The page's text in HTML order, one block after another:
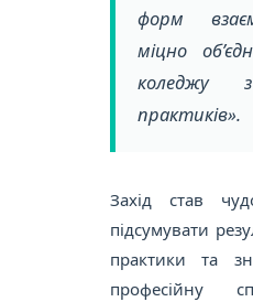
форм
міцно
коледжу
практиків».
Захід став
підсумувати
практики та
професійну